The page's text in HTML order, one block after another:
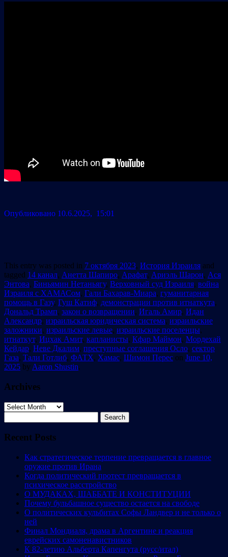
Опубликовано 10.6.2025, 15:01
This entry was posted in 7 октября 2023, История Израиля and
tagged 14 канал, Анетта Шапиро, Арафат, Ариэль Шарон, Ася
Энтова, Биньямин Нетаньягу, Верховный суд Израиля, война
Израиля с ХАМАСом, Гали Бахарав-Миара, гуманитарная
помощь в Газу, Гуш Катиф, демонстрации против итнаткута,
Дональд Трамп, закон о возвращении, Игаль Амир, Идан
Александр, израильская юридическая система, израильские
заложники, израильские левые, израильские поселенцы,
итнаткут, Ицхак Амит, капланисты, Кфар Маймон, Мордехай
Кейдар, Неве Дкалим, преступные соглашения Осло, сектор
Газа, Тали Готлиб, ФАТХ, Хамас, Шимон Перес on June 10,
2025 by Aaron Shustin.
Archives
Archives
for:
Recent Posts
Как стратегическое терпение превращается в главное
оружие против Ирана
Когда политический протест превращается в
психическое расстройство
О МУДАКАХ, ШАББАТЕ И КОНСТИТУЦИИ
Почему бульбашное существо остается на свободе
О политических кульбитах Софы Ландвер и не только о
ней
Финал Мондиаля, драма в Аргентине и реакция
еврейских самоненавистников
К 82-летию Альберта Капенгута (русс/итал)